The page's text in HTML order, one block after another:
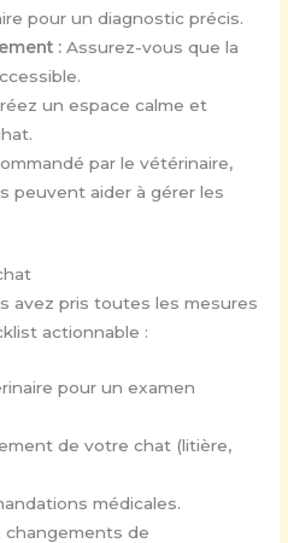
pour un diagnostic précis.
: Assurez-vous que la
un espace calme et
par le vétérinaire,
peuvent aider à gérer les
avez pris toutes les mesures
actionnable :
pour un examen
de votre chat (litière,
médicales.
de